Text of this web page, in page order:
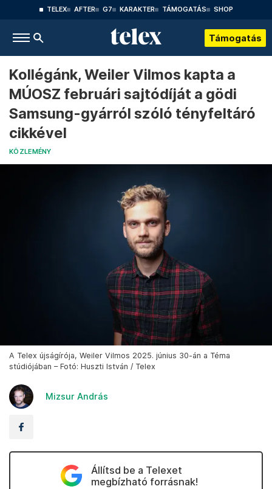
TELEX AFTER G7 KARAKTER TÁMOGATÁS SHOP
Támogatás
Kollégánk, Weiler Vilmos kapta a
MÚOSZ februári sajtódíját a gödi
Samsung-gyárról szóló tényfeltáró
cikkével
KÖZLEMÉNY
A Telex újságírója, Weiler Vilmos 2025. június 30-án a Téma
stúdiójában – Fotó: Huszti István / Telex
Mizsur András
Állítsd be a Telexet
megbízható forrásnak!